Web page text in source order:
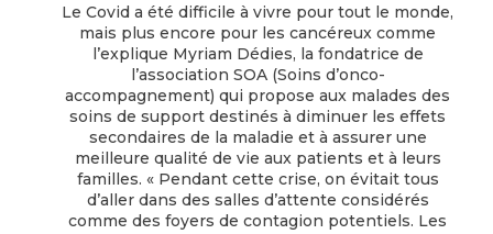
Le Covid a été difficile à vivre pour tout le monde,
mais plus encore pour les cancéreux comme
l’explique Myriam Dédies, la fondatrice de
l’association SOA (Soins d’onco-
accompagnement) qui propose aux malades des
soins de support destinés à diminuer les effets
secondaires de la maladie et à assurer une
meilleure qualité de vie aux patients et à leurs
familles. « Pendant cette crise, on évitait tous
d’aller dans des salles d’attente considérés
comme des foyers de contagion potentiels. Les